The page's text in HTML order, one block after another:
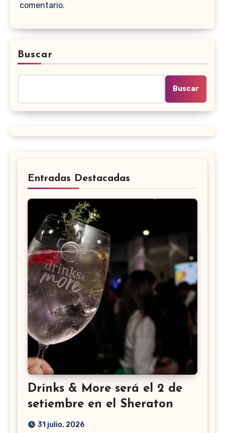
comentario.
Buscar
Buscar
Entradas Destacadas
Drinks & More será el 2 de
setiembre en el Sheraton
31 julio, 2026